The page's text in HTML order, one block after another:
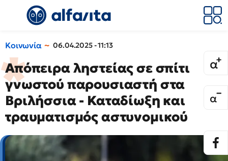
Κοινωνία 06.04.2025 - 11:13
Απόπειρα ληστείας σε σπίτι
γνωστού παρουσιαστή στα
Βριλήσσια - Καταδίωξη και
τραυματισμός αστυνομικού